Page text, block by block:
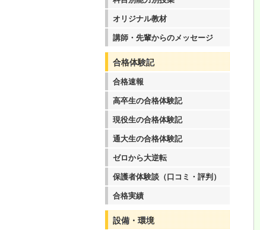
オリジナル教材
講師・先輩からのメッセージ
合格体験記
合格速報
高卒生の合格体験記
現役生の合格体験記
通大生の合格体験記
ゼロから大逆転
保護者体験談（口コミ・評判）
合格実績
設備・環境